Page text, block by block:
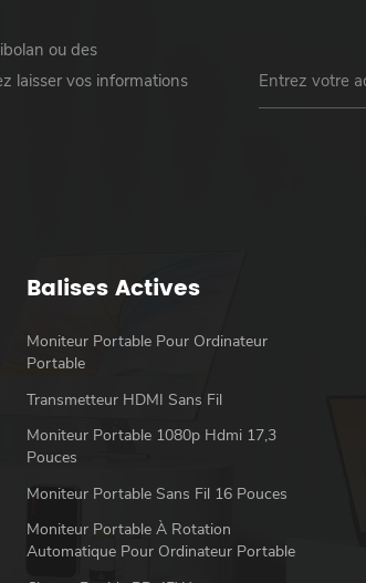
ou des
laisser vos informations
Balises Actives
Moniteur Portable Pour Ordinateur
Portable
Transmetteur HDMI Sans Fil
Moniteur Portable 1080p Hdmi 17,3
Pouces
Moniteur Portable Sans Fil 16 Pouces
Moniteur Portable À Rotation
Automatique Pour Ordinateur Portable